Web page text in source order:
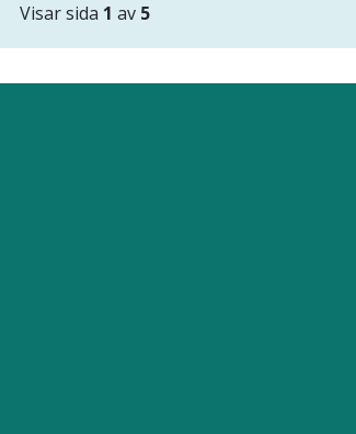
Visar sida 1 av 5